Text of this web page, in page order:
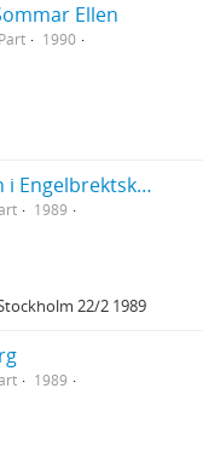
Ellen
Part
1990
Manuskript till predikan i Engelbrektskyrkan
1989
22/2 1989
1989